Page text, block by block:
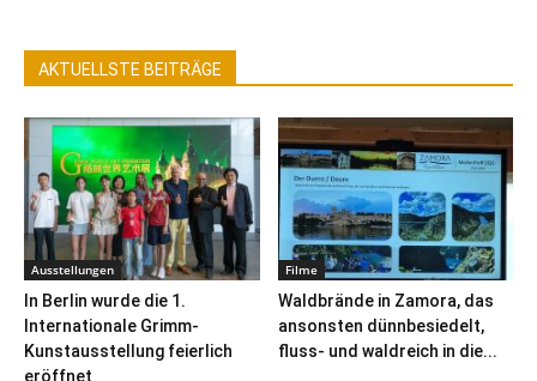
AKTUELLSTE BEITRÄGE
Ausstellungen
In Berlin wurde die 1.
Internationale Grimm-
Kunstausstellung feierlich
eröffnet
Filme
Waldbrände in Zamora, das
ansonsten dünnbesiedelt,
fluss- und waldreich in die...